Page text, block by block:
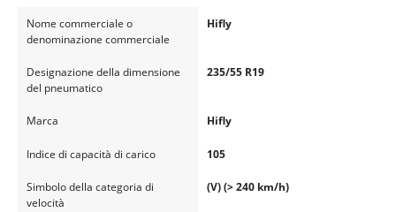
Nome commerciale o
denominazione commerciale
Hifly
Designazione della dimensione
del pneumatico
235/55 R19
Marca Hifly
Indice di capacità di carico 105
Simbolo della categoria di
velocità
(V) (> 240 km/h)